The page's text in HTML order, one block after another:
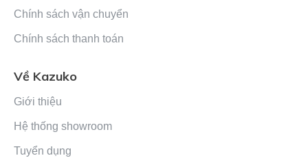
Chính sách vận chuyển
Chính sách thanh toán
Về Kazuko
Giới thiệu
Hệ thống showroom
Tuyển dụng